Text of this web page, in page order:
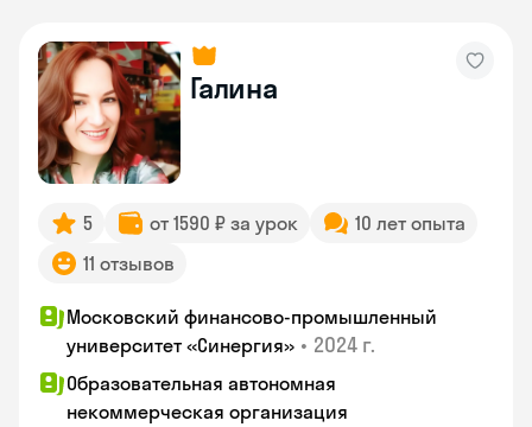
Галина
5 от 1590 ₽ за урок
10 лет опыта
11 отзывов
Московский финансово-промышленный
университет «Синергия» • 2024 г.
Образовательная автономная
некоммерческая организация